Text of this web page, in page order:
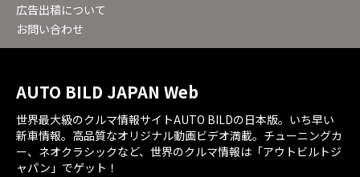
広告出稿について
お問い合わせ
AUTO BILD JAPAN Web
世界最大級のクルマ情報サイトAUTO BILDの日本版。いち早い
新車情報。高品質なオリジナル動画ビデオ満載。チューニングカ
ー、ネオクラシックなど、世界のクルマ情報は「アウトビルトジ
ャパン」でゲット！